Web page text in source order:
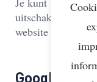
uitschakelen,
website werken
Google